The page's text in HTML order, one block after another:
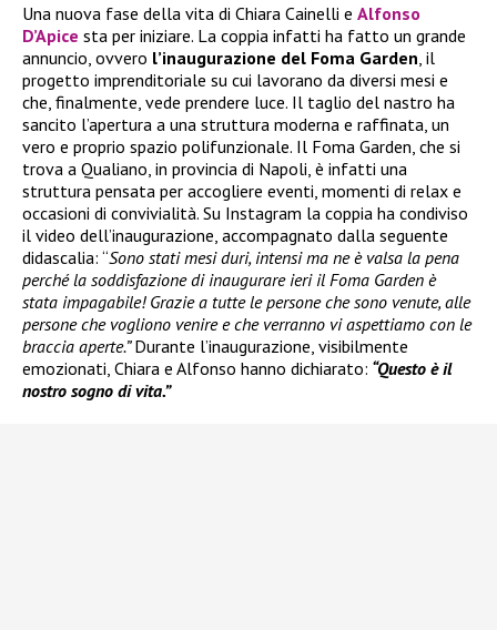
Una nuova fase della vita di Chiara Cainelli e Alfonso
D’Apice sta per iniziare. La coppia infatti ha fatto un grande
annuncio, ovvero l’inaugurazione del Foma Garden , il
progetto imprenditoriale su cui lavorano da diversi mesi e
che, finalmente, vede prendere luce. Il taglio del nastro ha
sancito l’apertura a una struttura moderna e raffinata, un
vero e proprio spazio polifunzionale. Il Foma Garden, che si
trova a Qualiano, in provincia di Napoli, è infatti una
struttura pensata per accogliere eventi, momenti di relax e
occasioni di convivialità. Su Instagram la coppia ha condiviso
il video dell’inaugurazione, accompagnato dalla seguente
didascalia: “Sono stati mesi duri, intensi ma ne è valsa la pena
perché la soddisfazione di inaugurare ieri il Foma Garden è
stata impagabile! Grazie a tutte le persone che sono venute, alle
persone che vogliono venire e che verranno vi aspettiamo con le
braccia aperte.”Durante l’inaugurazione, visibilmente
emozionati, Chiara e Alfonso hanno dichiarato: “Questo è il
nostro sogno di vita.”